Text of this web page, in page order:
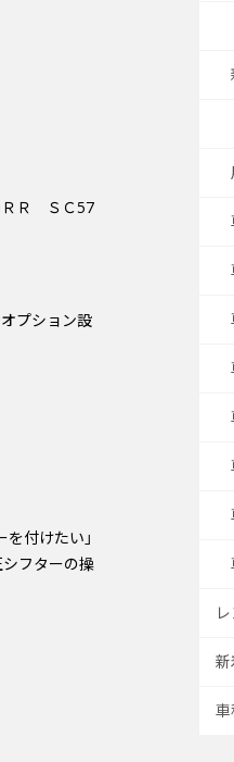
ＲＲ ＳＣ57
プション設
付けたい」
フターの操
新